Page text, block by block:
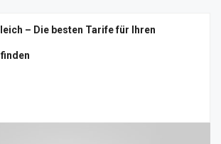
– Die besten Tarife für Ihren